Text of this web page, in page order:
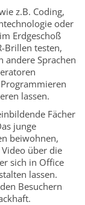
z.B. Coding,
oder
Erdgeschoß
Brillen testen,
andere Sprachen
lassen.
Fächer
junge
beiwohnen,
über die
sich in Office
lassen.
Besuchern